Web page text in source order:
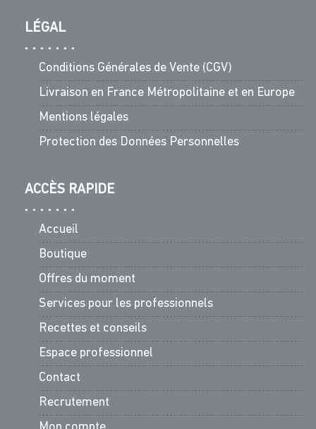
LÉGAL
Conditions Générales de Vente (CGV)
Livraison en France Métropolitaine et en Europe
Mentions légales
Protection des Données Personnelles
ACCÈS RAPIDE
Accueil
Boutique
Offres du moment
Services pour les professionnels
Recettes et conseils
Espace professionnel
Contact
Recrutement